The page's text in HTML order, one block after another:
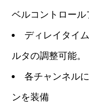
ベルコントロール
ディレイタイ
ルタの調整可能。
各チャンネル
ンを装備